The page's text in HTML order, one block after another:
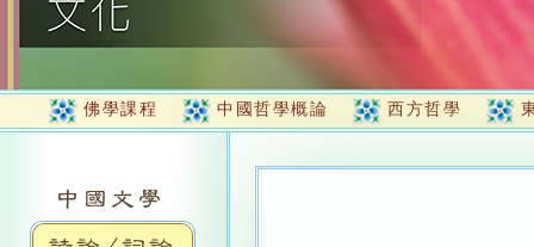
佛學課程 中國哲學概論 西方哲學